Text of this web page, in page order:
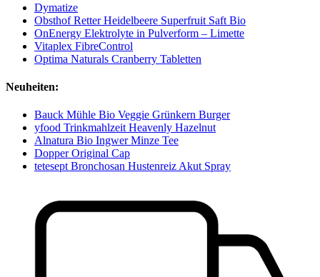
Dymatize
Obsthof Retter Heidelbeere Superfruit Saft Bio
OnEnergy Elektrolyte in Pulverform – Limette
Vitaplex FibreControl
Optima Naturals Cranberry Tabletten
Neuheiten:
Bauck Mühle Bio Veggie Grünkern Burger
yfood Trinkmahlzeit Heavenly Hazelnut
Alnatura Bio Ingwer Minze Tee
Dopper Original Cap
tetesept Bronchosan Hustenreiz Akut Spray